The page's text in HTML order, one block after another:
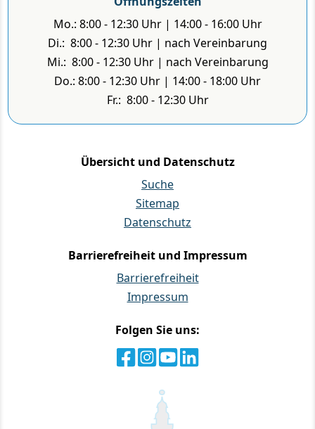
Mo.: 8:00 - 12:30 Uhr | 14:00 - 16:00 Uhr
Di.: 8:00 - 12:30 Uhr | nach Vereinbarung
Mi.: 8:00 - 12:30 Uhr | nach Vereinbarung
Do.: 8:00 - 12:30 Uhr | 14:00 - 18:00 Uhr
Fr.: 8:00 - 12:30 Uhr
Übersicht und Datenschutz
Suche
Sitemap
Datenschutz
Barrierefreiheit und Impressum
Barrierefreiheit
Impressum
Folgen Sie uns: